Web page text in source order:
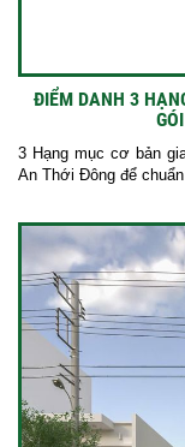
ĐIỂM DANH 3
3 Hạng mục cơ bản
An Thới Đông để